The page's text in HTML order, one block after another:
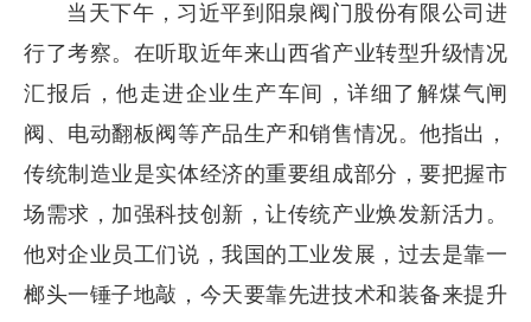
当天下午，习近平到阳泉阀门股份有限公司进
行了考察。在听取近年来山西省产业转型升级情况
汇报后，他走进企业生产车间，详细了解煤气闸
阀、电动翻板阀等产品生产和销售情况。他指出，
传统制造业是实体经济的重要组成部分，要把握市
场需求，加强科技创新，让传统产业焕发新活力。
他对企业员工们说，我国的工业发展，过去是靠一
榔头一锤子地敲，今天要靠先进技术和装备来提升